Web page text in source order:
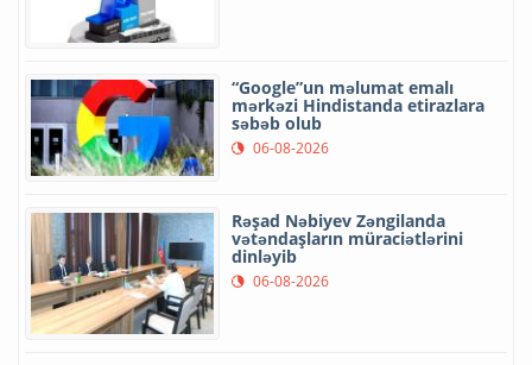
“Google”un məlumat emalı
mərkəzi Hindistanda etirazlara
səbəb olub
06-08-2026
Rəşad Nəbiyev Zəngilanda
vətəndaşların müraciətlərini
dinləyib
06-08-2026